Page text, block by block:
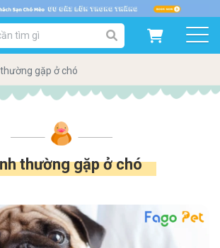
MỤC SẢN PHẨM
CHO MÈO SẢN PHẨM DÀNH CHO CHÓ
gặp ở chó
thường gặp ở chó